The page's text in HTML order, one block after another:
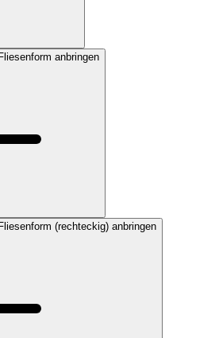
anbringen
(rechteckig) anbringen